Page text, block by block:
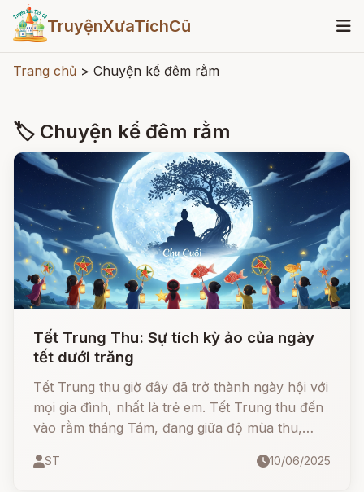
TruyệnXưaTíchCũ
Trang chủ > Chuyện kể đêm rằm
🏷 Chuyện kể đêm rằm
Tết Trung Thu: Sự tích kỳ ảo của ngày
tết dưới trăng
Tết Trung thu giờ đây đã trở thành ngày hội với
mọi gia đình, nhất là trẻ em. Tết Trung thu đến
vào rằm tháng Tám, đang giữa độ mùa thu,
ST 10/06/2025